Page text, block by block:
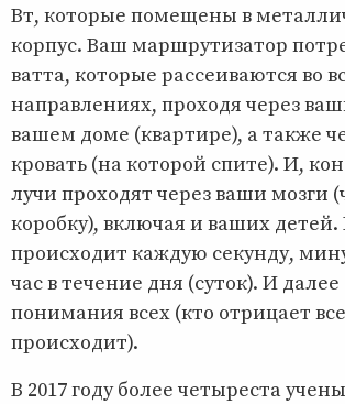
Вт, которые помещены в
корпус. Ваш маршрутизатор
ватта, которые рассеиваются во
направлениях, проходя через
вашем доме (квартире), а также
кровать (на которой спите). И,
лучи проходят через ваши мозги
коробку), включая и ваших детей.
происходит каждую секунду,
час в течение дня (суток). И далее
понимания всех (кто отрицает
происходит).
В 2017 году более четыреста